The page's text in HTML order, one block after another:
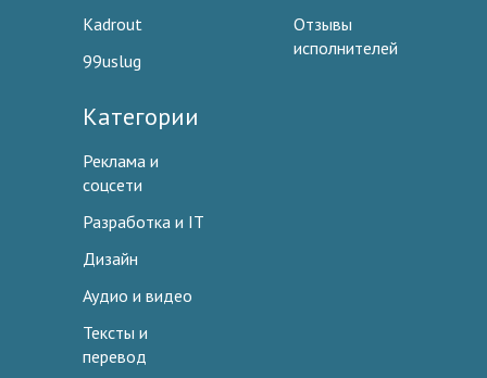
Kadrout
99uslug
Отзывы
исполнителей
Категории
Реклама и
соцсети
Разработка и IT
Дизайн
Аудио и видео
Тексты и
перевод